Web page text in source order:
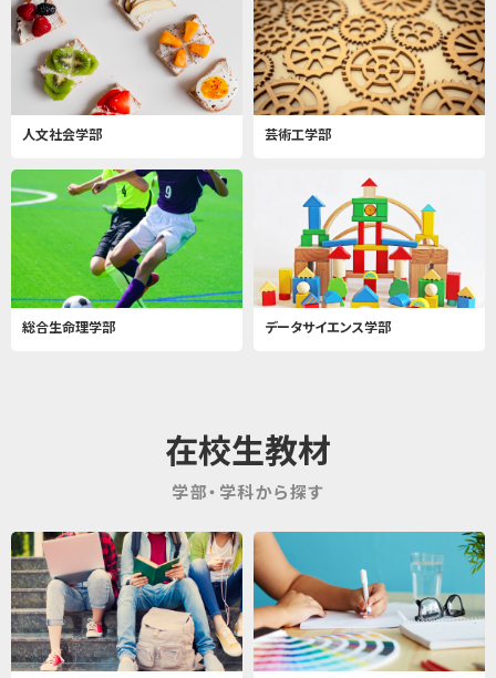
人文社会学部 芸術工学部
総合生命理学部 データサイエンス学部
在校生教材
学部・学科から探す